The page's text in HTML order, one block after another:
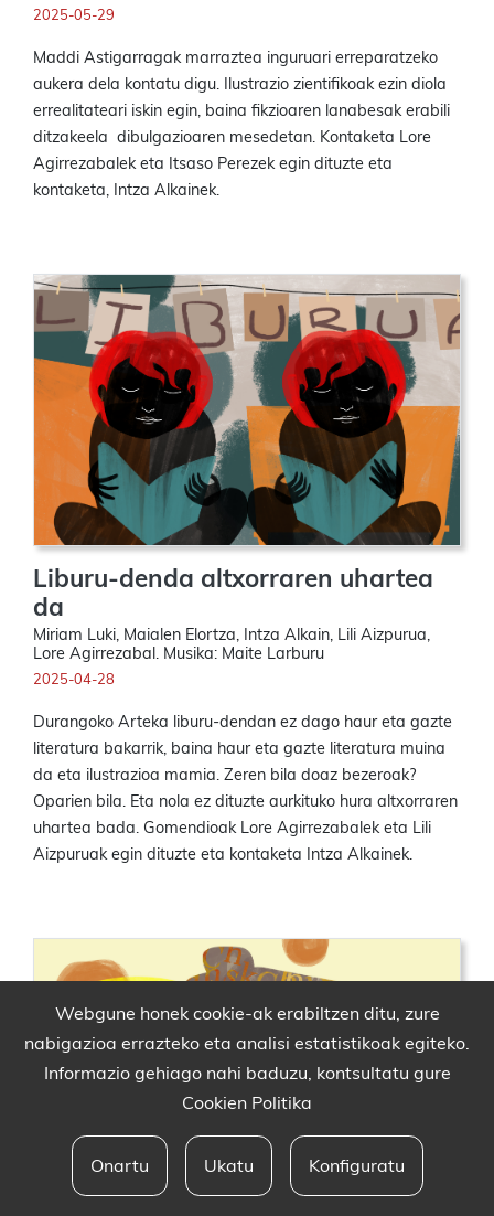
2025-05-29
Maddi Astigarragak marraztea inguruari erreparatzeko
aukera dela kontatu digu. Ilustrazio zientifikoak ezin diola
errealitateari iskin egin, baina fikzioaren lanabesak erabili
ditzakeela dibulgazioaren mesedetan. Kontaketa Lore
Agirrezabalek eta Itsaso Perezek egin dituzte eta
kontaketa, Intza Alkainek.
Liburu-denda altxorraren uhartea
da
Miriam Luki, Maialen Elortza, Intza Alkain, Lili Aizpurua,
Lore Agirrezabal. Musika: Maite Larburu
2025-04-28
Durangoko Arteka liburu-dendan ez dago haur eta gazte
literatura bakarrik, baina haur eta gazte literatura muina
da eta ilustrazioa mamia. Zeren bila doaz bezeroak?
Oparien bila. Eta nola ez dituzte aurkituko hura altxorraren
uhartea bada. Gomendioak Lore Agirrezabalek eta Lili
Aizpuruak egin dituzte eta kontaketa Intza Alkainek.
Webgune honek cookie-ak erabiltzen ditu, zure
nabigazioa errazteko eta analisi estatistikoak egiteko.
Informazio gehiago nahi baduzu, kontsultatu gure
Cookien Politika
Onartu Ukatu Konfiguratu